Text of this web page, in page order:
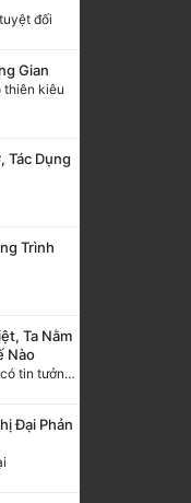
đối
Gian
thiên kiêu
Tác Dụng
Trình
Ta Nằm
Nào
Chương 910 Lý Kiện, cậu có tin tưởng tôi không?
Đại Phản